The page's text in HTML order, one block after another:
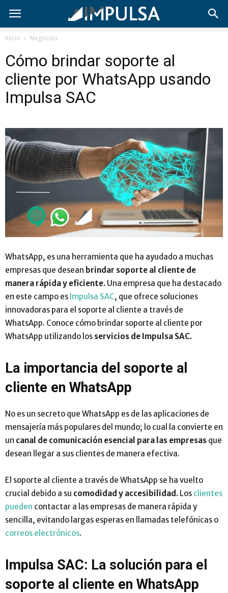
Inicio Negocios
Cómo brindar soporte al
cliente por WhatsApp usando
Impulsa SAC
WhatsApp, es una herramienta que ha ayudado a muchas
empresas que desean brindar soporte al cliente de
manera rápida y eficiente. Una empresa que ha destacado
en este campo es Impulsa SAC, que ofrece soluciones
innovadoras para el soporte al cliente a través de
WhatsApp. Conoce cómo brindar soporte al cliente por
WhatsApp utilizando los servicios de Impulsa SAC.
La importancia del soporte al
cliente en WhatsApp
No es un secreto que WhatsApp es de las aplicaciones de
mensajería más populares del mundo; lo cual la convierte en
un canal de comunicación esencial para las empresas que
desean llegar a sus clientes de manera efectiva.
El soporte al cliente a través de WhatsApp se ha vuelto
crucial debido a su comodidad y accesibilidad. Los clientes
pueden contactar a las empresas de manera rápida y
sencilla, evitando largas esperas en llamadas telefónicas o
correos electrónicos.
Impulsa SAC: La solución para el
soporte al cliente en WhatsApp